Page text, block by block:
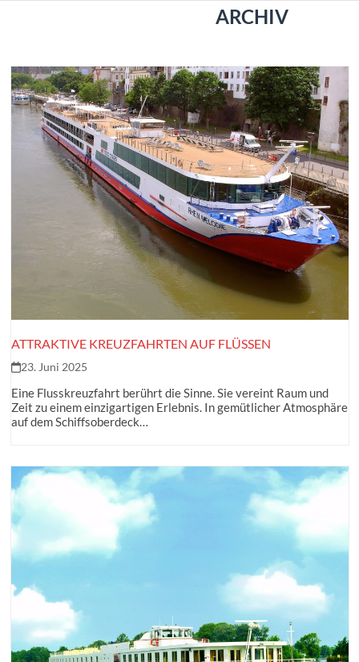
ARCHIV
ATTRAKTIVE KREUZFAHRTEN AUF FLÜSSEN
23. Juni 2025
Eine Flusskreuzfahrt berührt die Sinne. Sie vereint Raum und
Zeit zu einem einzigartigen Erlebnis. In gemütlicher Atmosphäre
auf dem Schiffsoberdeck…